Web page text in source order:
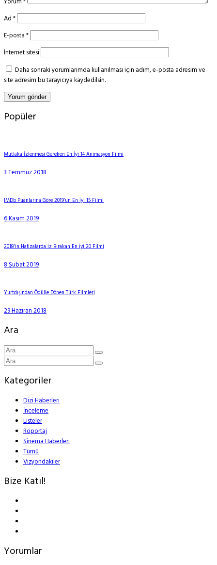
Ad*
E-posta*
İnternet sitesi
Daha sonraki yorumlarımda kullanılması için adım, e-posta adresim ve
site adresim bu tarayıcıya kaydedilsin.
Popüler
Mutlaka İzlenmesi Gereken En İyi 14 Animasyon Filmi
3 Temmuz 2018
IMDb Puanlarına Göre 2019’un En İyi 15 Filmi
6 Kasım 2019
2018’in Hafızalarda İz Bırakan En İyi 20 Filmi
8 Şubat 2019
Yurtdışından Ödülle Dönen Türk Filmleri
29 Haziran 2018
Ara
Kategoriler
Dizi Haberleri
İnceleme
Listeler
Röportaj
Sinema Haberleri
Tümü
Vizyondakiler
Bize Katıl!
Yorumlar